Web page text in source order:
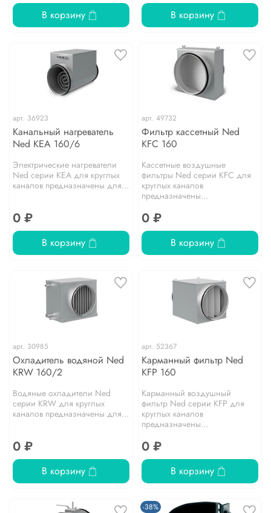
В корзину В корзину
арт. 36923
Канальный нагреватель
Ned KEA 160/6
Электрические нагреватели
Ned серии KEA для круглых
каналов предназначены для...
0 ₽
В корзину
арт. 49732
Фильтр кассетный Ned
KFC 160
Кассетные воздушные
фильтры Ned серии KFC для
круглых каналов
предназначены...
0 ₽
В корзину
арт. 30985
Охладитель водяной Ned
KRW 160/2
Водяные охладители Ned
серии KRW для круглых
каналов предназначены для...
0 ₽
В корзину
арт. 52367
Карманный фильтр Ned
KFP 160
Карманный воздушный
фильтр Ned серии KFP для
круглых каналов
предназначены...
0 ₽
В корзину
-38%